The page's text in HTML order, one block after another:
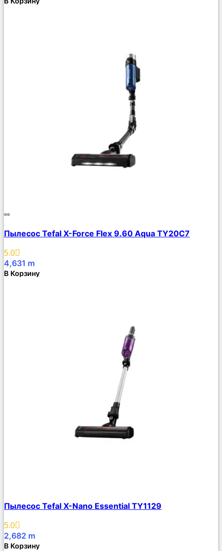
Описание
Избранное
Пылесос Tefal X-Force Flex 9.60 Aqua TY20C7
5.0
4,631 m
В Корзину
Описание
Избранное
Пылесос Tefal X-Nano Essential TY1129
5.0
2,682 m
В Корзину